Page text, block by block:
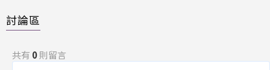
討論區
共有 0則留言